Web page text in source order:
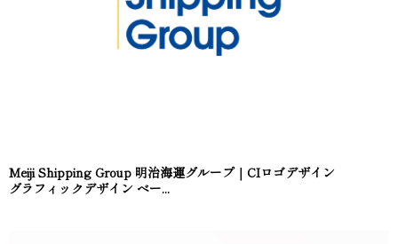
Meiji Shipping Group 明治海運グループ｜CIロゴデザイン
グラフィックデザイン ベー...